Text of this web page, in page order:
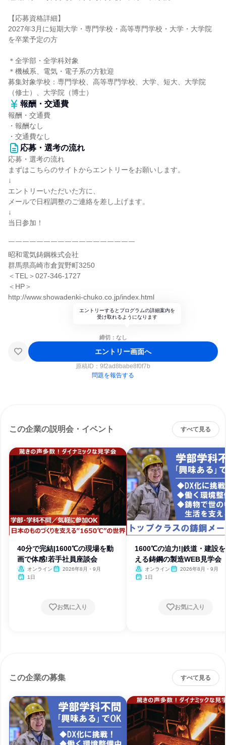
【応募資格詳細】
2027年3月に短期大学・専門学校・高等専門学校・大学・大学院
を卒業予定の方
＊全学部・全学科対象
＊機械系、電気・電子系の方歓迎
募集対象学校：専門学校、高等専門学校、大学、短大、大学院
（修士）、大学院（博士）
報酬・交通費
報酬・交通費
・報酬なし
・交通費なし
応募・選考の流れ
応募・選考の流れ
まずはこちらのサイトからエントリーをお願いします。
↓
エントリーいただいた方に、
メールで日程調整のご連絡を差し上げます。
↓
当日参加！
￣￣￣￣￣￣￣￣￣￣￣￣￣￣￣￣￣￣
昭和電気鋳鋼株式会社
群馬県高崎市倉賀野町3250
＜TEL＞027-346-1727
＜HP＞
http://www.showadenki-chuko.co.jp/index.html
エントリーするとプログラムの詳細案内を
受け取れるようになります
締切：なし
エントリー画面へ
原稿ID： 9f2ad8babe8f0f7b
問題を報告する
この企業の説明会・イベント すべて見る
40分で完結|1600℃の現場を動
画で体感!若手社員座談会
オンライン
2026年8月・9月
1日
お気に入り
1600℃の迫力!|鉄道・建設
える鋳鋼の製造WEB見学会
オンライン
2026年8月・9月
1日
お気に入り
この企業の募集 すべて見る